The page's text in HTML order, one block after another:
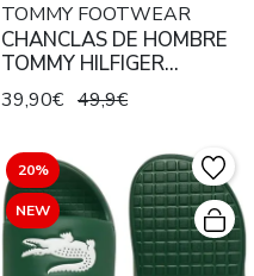
TOMMY FOOTWEAR
CHANCLAS DE HOMBRE
TOMMY HILFIGER
MOLDED RWB AZUL
MARINO
39,90€ 49,9€
20%
NEW